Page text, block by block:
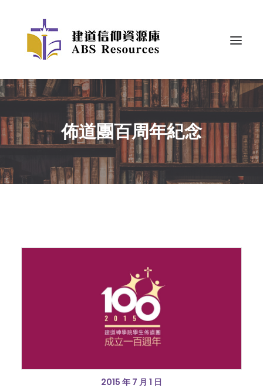
佈道團百周年紀念
2015 年 7 月 1 日